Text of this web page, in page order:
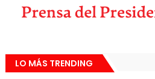
LO MÁS TRENDING